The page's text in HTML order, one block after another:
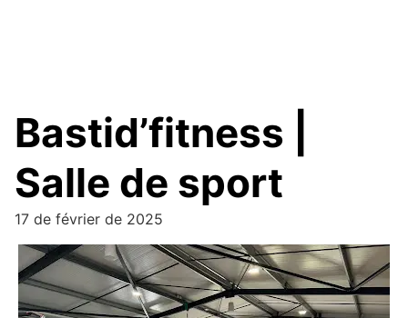
Bastid’fitness |
Salle de sport
17 de février de 2025